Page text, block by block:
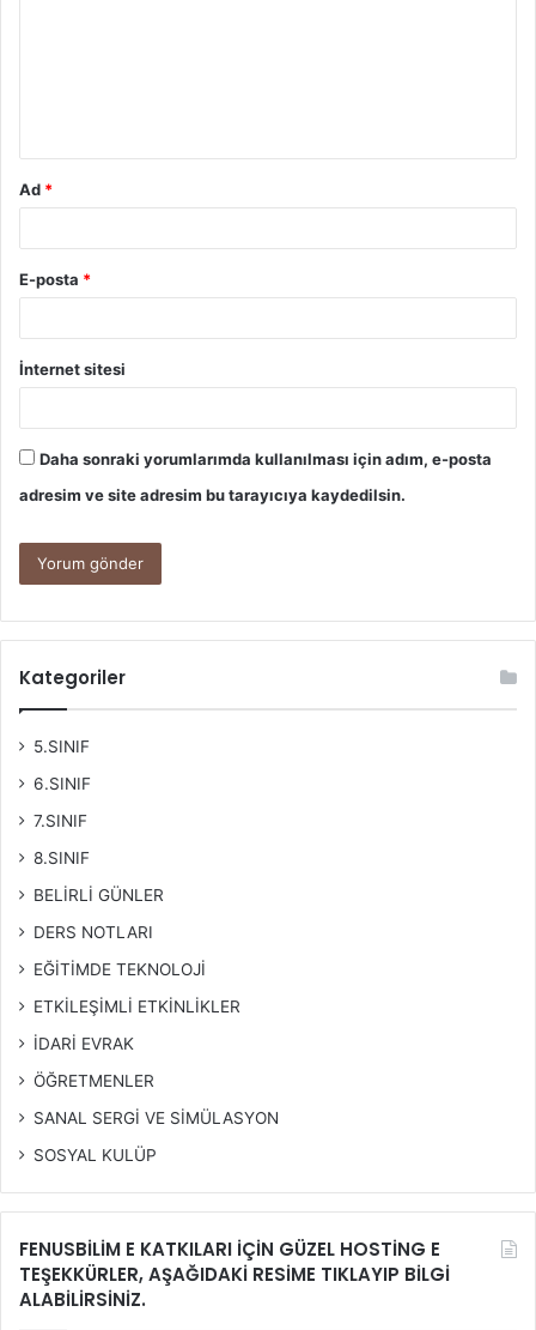
Ad *
E-posta *
İnternet sitesi
Daha sonraki yorumlarımda kullanılması için adım, e-posta
adresim ve site adresim bu tarayıcıya kaydedilsin.
Kategoriler
5.SINIF
6.SINIF
7.SINIF
8.SINIF
BELİRLİ GÜNLER
DERS NOTLARI
EĞİTİMDE TEKNOLOJİ
ETKİLEŞİMLİ ETKİNLİKLER
İDARİ EVRAK
ÖĞRETMENLER
SANAL SERGİ VE SİMÜLASYON
SOSYAL KULÜP
FENUSBİLİM E KATKILARI İÇİN GÜZEL HOSTİNG E
TEŞEKKÜRLER, AŞAĞIDAKİ RESİME TIKLAYIP BİLGİ
ALABİLİRSİNİZ.